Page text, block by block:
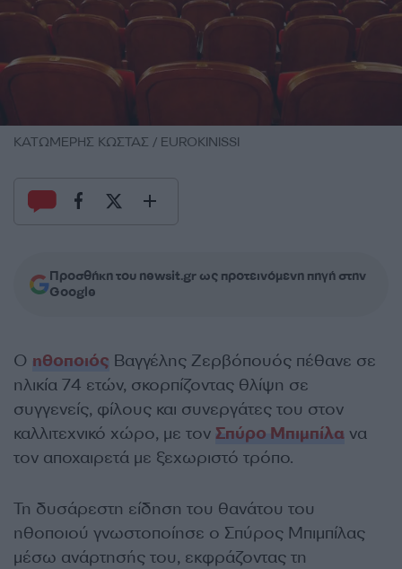
ΚΑΤΩΜΕΡΗΣ ΚΩΣΤΑΣ / EUROKINISSI
Προσθήκη του newsit.gr ως προτεινόμενη πηγή στην
Google
Ο ηθοποιός Βαγγέλης Ζερβόπουός πέθανε σε
ηλικία 74 ετών, σκορπίζοντας θλίψη σε
συγγενείς, φίλους και συνεργάτες του στον
καλλιτεχνικό χώρο, με τον Σπύρο Μπιμπίλα να
τον αποχαιρετά με ξεχωριστό τρόπο.
Τη δυσάρεστη είδηση του θανάτου του
ηθοποιού γνωστοποίησε ο Σπύρος Μπιμπίλας
μέσω ανάρτησής του, εκφράζοντας τη